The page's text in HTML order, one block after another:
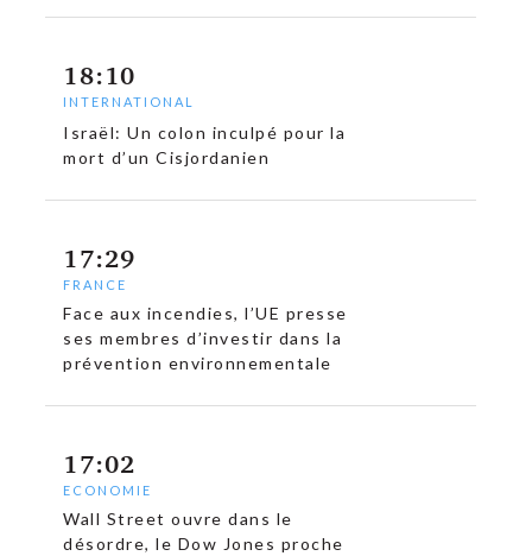
18:10
INTERNATIONAL
Israël: Un colon inculpé pour la
mort d’un Cisjordanien
17:29
FRANCE
Face aux incendies, l’UE presse
ses membres d’investir dans la
prévention environnementale
17:02
ECONOMIE
Wall Street ouvre dans le
désordre, le Dow Jones proche